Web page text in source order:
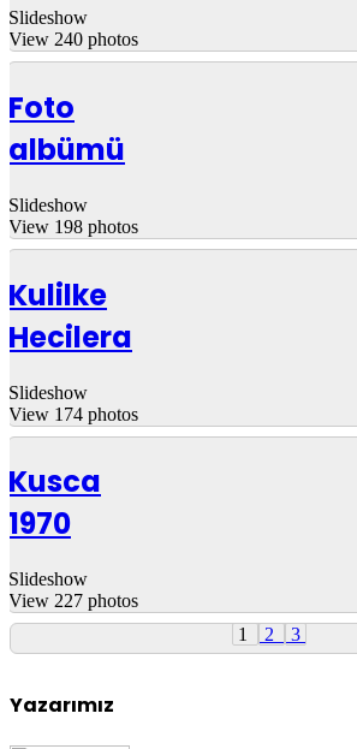
Slideshow
View 240 photos
Foto
albümü
Slideshow
View 198 photos
Kulilke
Hecilera
Slideshow
View 174 photos
Kusca
1970
Slideshow
View 227 photos
1
2 3
Yazarımız